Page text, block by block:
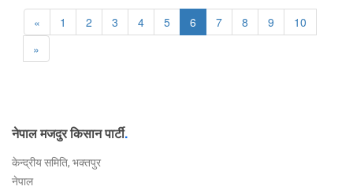
« 1 2 3 4 5 6 7 8 9
10
»
नेपाल मजदुर किसान पार्टी.
केन्द्रीय समिति, भक्तपुर
नेपाल